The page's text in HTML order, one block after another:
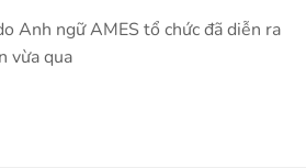
Anh ngữ AMES tổ chức đã diễn ra
vừa qua